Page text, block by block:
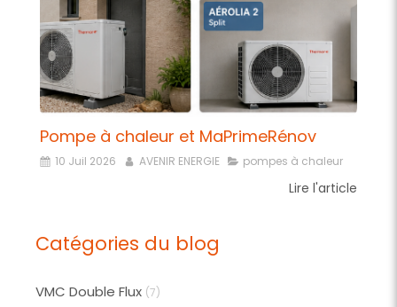
Pompe à chaleur et MaPrimeRénov
10 Juil 2026 AVENIR ENERGIE pompes à chaleur
Lire l'article
Catégories du blog
VMC Double Flux (7)